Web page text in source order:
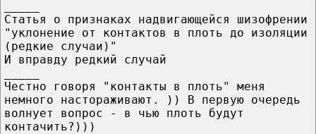
Статья о признаках надвигающейся шизофрении
"уклонение от контактов в плоть до изоляции
(редкие случаи)"
И вправду редкий случай
Честно говоря "контакты в плоть" меня
немного настораживают. )) В первую очередь
волнует вопрос - в чью плоть будут
контачить?)))